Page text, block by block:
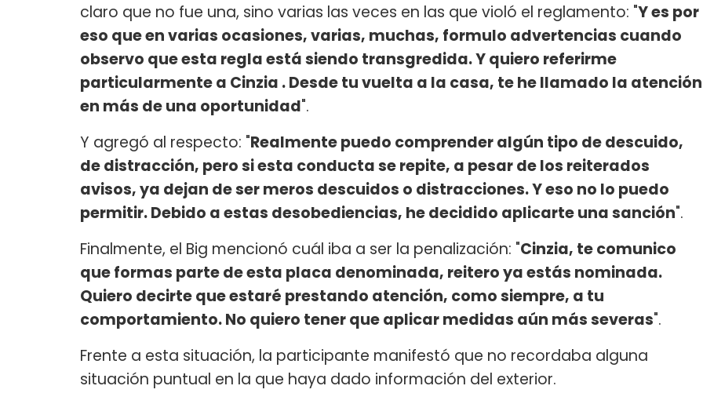
claro que no fue una, sino varias las veces en las que violó el reglamento: "Y es por
eso que en varias ocasiones, varias, muchas, formulo advertencias cuando
observo que esta regla está siendo transgredida. Y quiero referirme
particularmente a Cinzia . Desde tu vuelta a la casa, te he llamado la atención
en más de una oportunidad".
Y agregó al respecto: "Realmente puedo comprender algún tipo de descuido,
de distracción, pero si esta conducta se repite, a pesar de los reiterados
avisos, ya dejan de ser meros descuidos o distracciones. Y eso no lo puedo
permitir. Debido a estas desobediencias, he decidido aplicarte una sanción".
Finalmente, el Big mencionó cuál iba a ser la penalización: "Cinzia, te comunico
que formas parte de esta placa denominada, reitero ya estás nominada.
Quiero decirte que estaré prestando atención, como siempre, a tu
comportamiento. No quiero tener que aplicar medidas aún más severas".
Frente a esta situación, la participante manifestó que no recordaba alguna
situación puntual en la que haya dado información del exterior.